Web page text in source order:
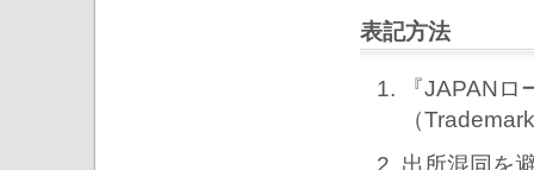
表記方法
『JAPAN
（
出所混同を